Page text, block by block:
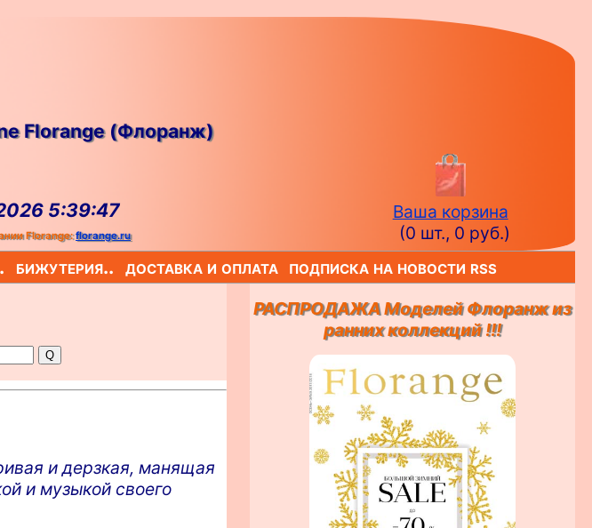
Florange (Флоранж)
5:39:47
Florange:florange.ru
Ваша корзина
(0 шт., 0 руб.)
бижутерия.. доставка и оплата подписка на новости rss
и дерзкая, манящая
и музыкой своего
РАСПРОДАЖА Моделей Флоранж из
ранних коллекций !!!